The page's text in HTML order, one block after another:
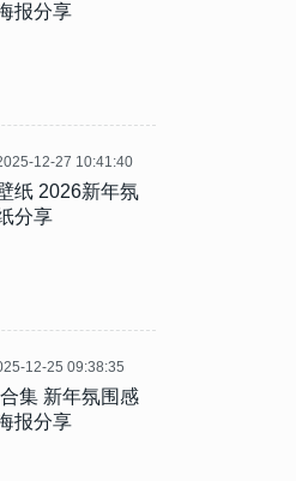
报分享
12-27 10:41:40
纸 2026新年氛
分享
12-25 09:38:35
集 新年氛围感
报分享